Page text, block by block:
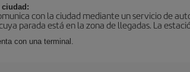
con la ciudad mediante un servicio de
parada está en la zona de llegadas. La
con una terminal.